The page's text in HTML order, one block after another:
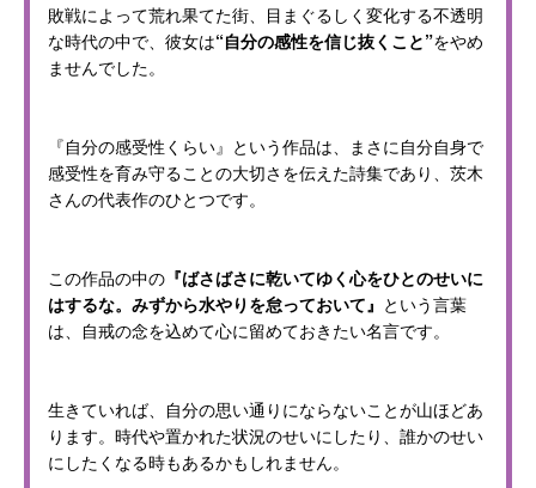
敗戦によって荒れ果てた街、目まぐるしく変化する不透明
な時代の中で、彼女は“自分の感性を信じ抜くこと”をやめ
ませんでした。
『自分の感受性くらい』という作品は、まさに自分自身で
感受性を育み守ることの大切さを伝えた詩集であり、茨木
さんの代表作のひとつです。
この作品の中の 『ばさばさに乾いてゆく心をひとのせいに
はするな。みずから水やりを怠っておいて』 という言葉
は、自戒の念を込めて心に留めておきたい名言です。
生きていれば、自分の思い通りにならないことが山ほどあ
ります。時代や置かれた状況のせいにしたり、誰かのせい
にしたくなる時もあるかもしれません。